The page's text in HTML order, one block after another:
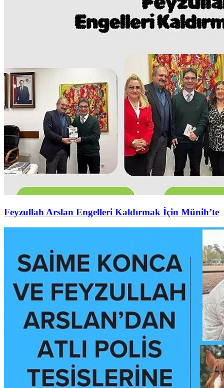
Feyzullah Arslan Engelleri Kaldırmak İçin Münih’te